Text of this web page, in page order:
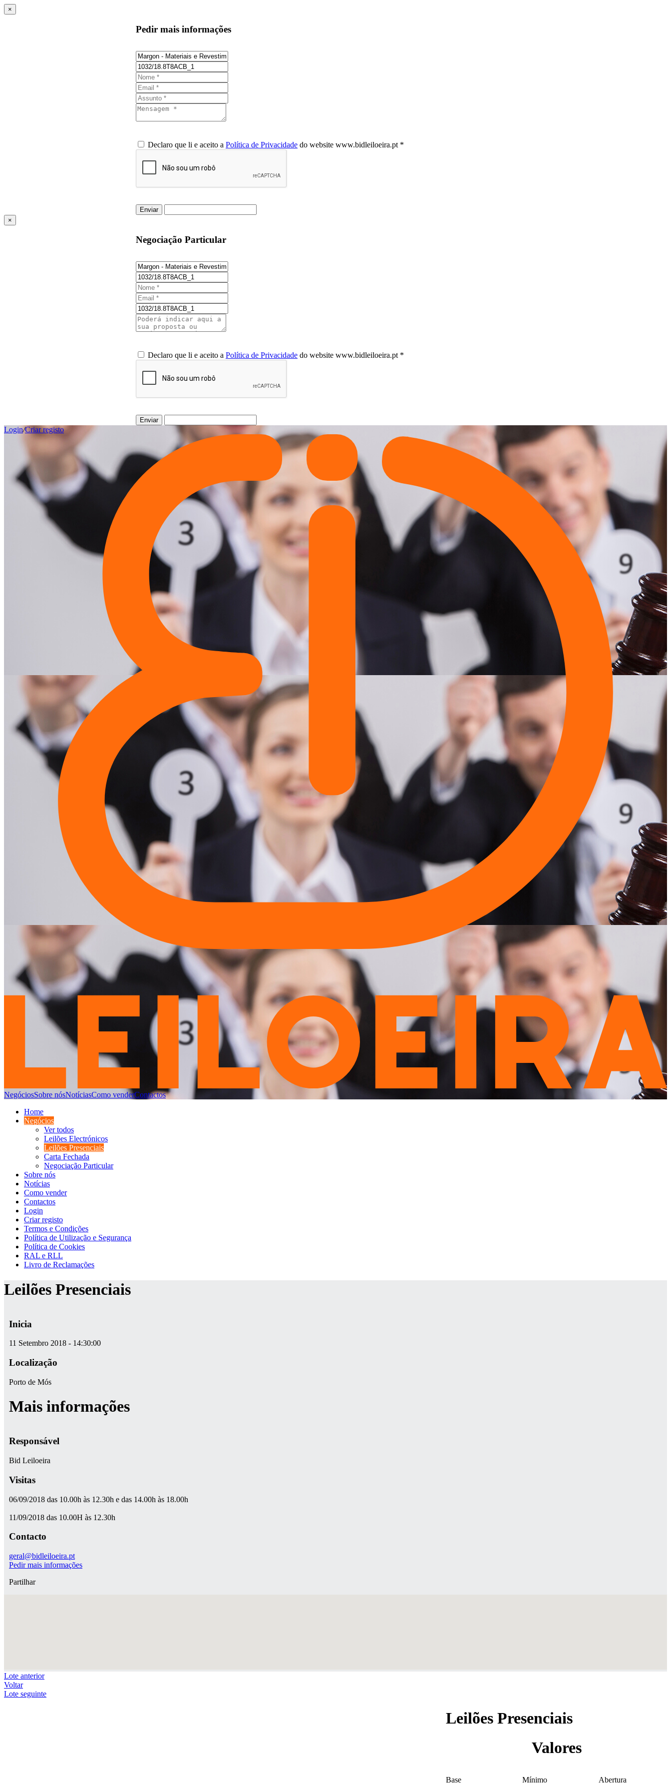
×
Pedir mais informações
Declaro que li e aceito a Política de Privacidade do website www.bidleiloeira.pt *
Enviar
×
Negociação Particular
Declaro que li e aceito a Política de Privacidade do website www.bidleiloeira.pt *
Enviar
Login/Criar registo
NegóciosSobre nósNotíciasComo venderContactos
Home
Negócios
Ver todos
Leilões Electrónicos
Leilões Presenciais
Carta Fechada
Negociação Particular
Sobre nós
Notícias
Como vender
Contactos
Login
Criar registo
Termos e Condições
Política de Utilização e Segurança
Política de Cookies
RAL e RLL
Livro de Reclamações
Leilões Presenciais
Inicia
11 Setembro 2018 - 14:30:00
Localização
Porto de Mós
Mais informações
Responsável
Bid Leiloeira
Visitas
06/09/2018 das 10.00h às 12.30h e das 14.00h às 18.00h
11/09/2018 das 10.00H às 12.30h
Contacto
geral@bidleiloeira.pt
Pedir mais informações
Partilhar
Lote anterior
Voltar
Lote seguinte
Leilões Presenciais
Valores
Base Mínimo Abertura